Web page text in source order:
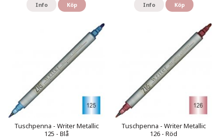
Info Köp Info Köp
Tuschpenna - Writer Metallic
125 - Blå
Tuschpenna - Writer Metallic
126 - Röd